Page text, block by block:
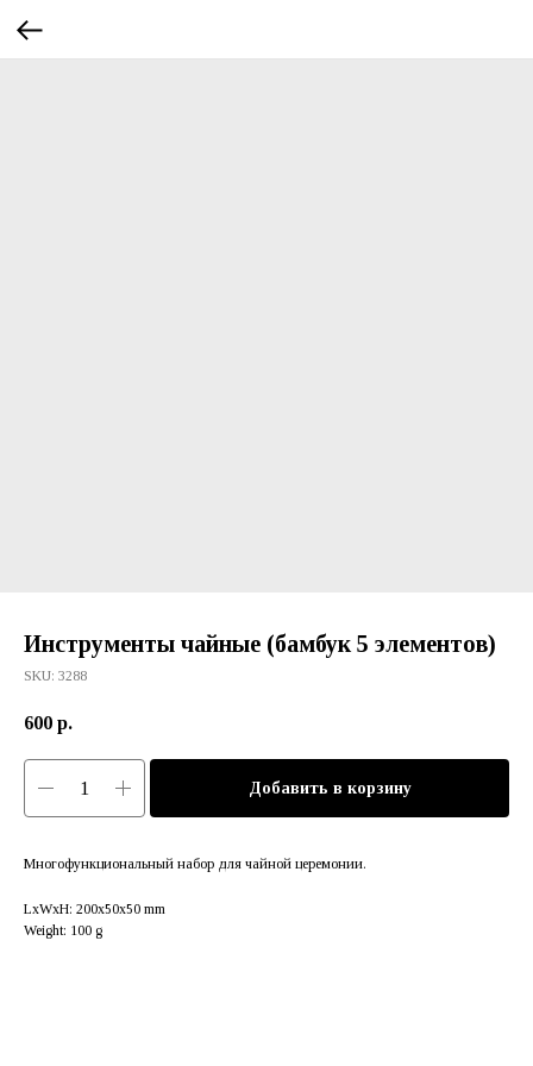
Инструменты чайные (бамбук 5 элементов)
SKU: 3288
600 р.
Добавить в корзину
Многофункциональный набор для чайной церемонии.
LxWxH: 200x50x50 mm
Weight: 100 g